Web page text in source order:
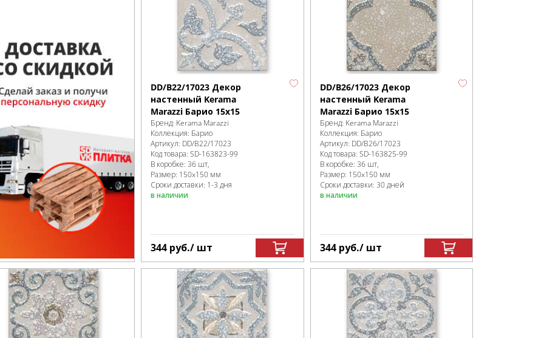
DD/B22/17023 Декор
настенный Kerama
Marazzi Барио 15x15
Бренд: Kerama Marazzi
Коллекция: Барио
Артикул: DD/B22/17023
Код товара:SD-163823-99
В коробке:36 шт,
Размер: 150x150 мм
Сроки доставки: 1-3 дня
в наличии
344 руб./ шт
DD/B26/17023 Декор
настенный Kerama
Marazzi Барио 15x15
Бренд: Kerama Marazzi
Коллекция: Барио
Артикул: DD/B26/17023
Код товара: SD-163825-99
В коробке: 36 шт,
Размер: 150x150 мм
Сроки доставки: 30 дней
в наличии
344 руб./ шт